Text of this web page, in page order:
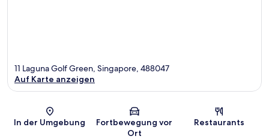
Karte
11 Laguna Golf Green, Singapore, 488047
Auf Karte anzeigen
In der Umgebung
Fortbewegung vor
Ort
Restaurants